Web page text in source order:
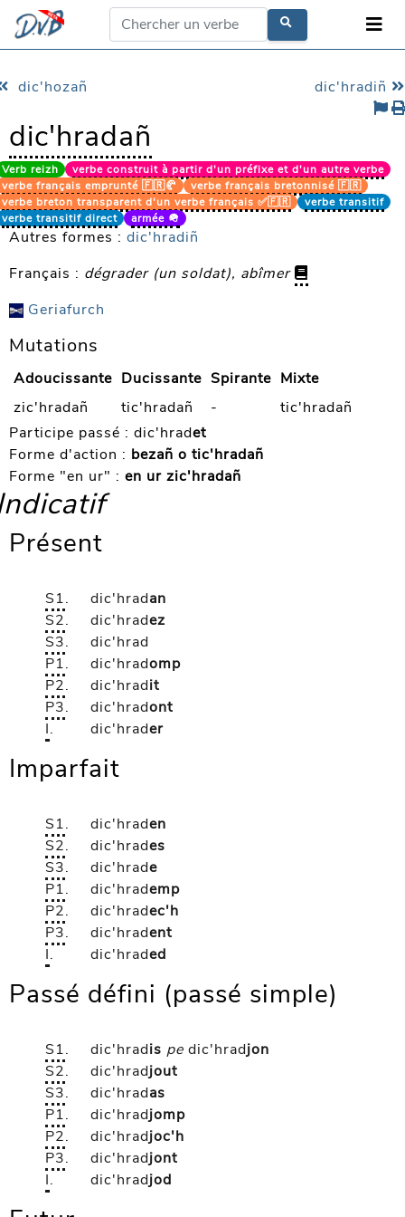
dic'hozañ dic'hradiñ
dic'hradañ
Verb reizh
verbe construit à partir d'un préfixe et d'un autre verbe
verbe français emprunté 🇫🇷🥐
verbe français bretonnisé 🇫🇷
verbe breton transparent d'un verbe français ✅🇫🇷
verbe transitif
verbe transitif direct
armée 🪖
Autres formes : dic'hradiñ
Français : dégrader (un soldat), abîmer
Geriafurch
Mutations
Adoucissante Ducissante Spirante Mixte
zic'hradañ
tic'hradañ -
tic'hradañ
Participe passé : dic'hradet
Forme d'action : bezañ o tic'hradañ
Forme "en ur" : en ur zic'hradañ
Présent
S1. dic'hradan
S2. dic'hradez
S3.
dic'hrad
P1. dic'hradomp
P2. dic'hradit
P3. dic'hradont
I. dic'hrader
Imparfait
S1. dic'hraden
S2. dic'hrades
S3. dic'hrade
P1. dic'hrademp
P2. dic'hradec'h
P3. dic'hradent
I. dic'hraded
Passé défini (passé simple)
S1. dic'hradis pe dic'hradjon
S2. dic'hradjout
S3. dic'hradas
P1. dic'hradjomp
P2. dic'hradjoc'h
P3. dic'hradjont
I. dic'hradjod